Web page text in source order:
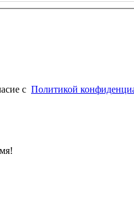
с Политикой